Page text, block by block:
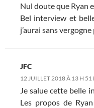
Nul doute que Ryan
Bel interview et
j’aurai sans
JFC
12 JUILLET 2018 À 13 H 51
Je salue cette belle
Les propos de